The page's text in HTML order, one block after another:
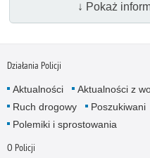
↓ Pokaż
Działania Policji
Aktualności Aktualności z
Ruch drogowy
Poszukiwani
Polemiki i sprostowania
O Policji